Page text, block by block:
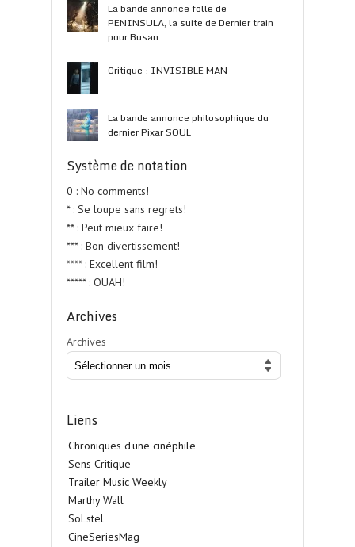
La bande annonce folle de
PENINSULA, la suite de Dernier train
pour Busan
Critique : INVISIBLE MAN
La bande annonce philosophique du
dernier Pixar SOUL
Système de notation
0 : No comments!
* : Se loupe sans regrets!
** : Peut mieux faire!
*** : Bon divertissement!
**** : Excellent film!
***** : OUAH!
Archives
Archives
Liens
Chroniques d'une cinéphile
Sens Critique
Trailer Music Weekly
Marthy Wall
SoLstel
CineSeriesMag